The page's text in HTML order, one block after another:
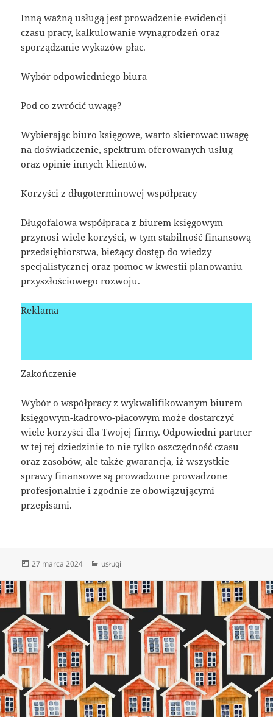
Inną ważną usługą jest prowadzenie ewidencji
czasu pracy, kalkulowanie wynagrodzeń oraz
sporządzanie wykazów płac.
Wybór odpowiedniego biura
Pod co zwrócić uwagę?
Wybierając biuro księgowe, warto skierować uwagę
na doświadczenie, spektrum oferowanych usług
oraz opinie innych klientów.
Korzyści z długoterminowej współpracy
Długofalowa współpraca z biurem księgowym
przynosi wiele korzyści, w tym stabilność finansową
przedsiębiorstwa, bieżący dostęp do wiedzy
specjalistycznej oraz pomoc w kwestii planowaniu
przyszłościowego rozwoju.
Reklama
Zakończenie
Wybór o współpracy z wykwalifikowanym biurem
księgowym-kadrowo-płacowym może dostarczyć
wiele korzyści dla Twojej firmy. Odpowiedni partner
w tej tej dziedzinie to nie tylko oszczędność czasu
oraz zasobów, ale także gwarancja, iż wszystkie
sprawy finansowe są prowadzone prowadzone
profesjonalnie i zgodnie ze obowiązującymi
przepisami.
Data
27 marca 2024 Kategorie
usługi